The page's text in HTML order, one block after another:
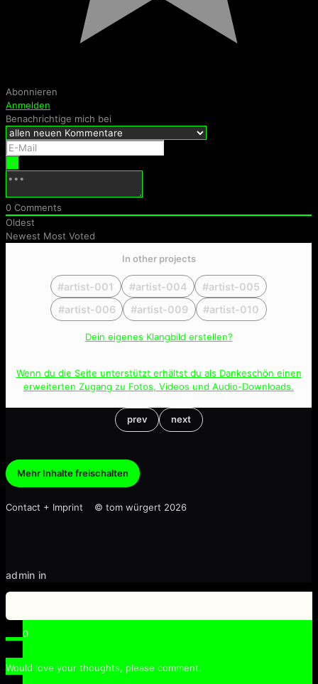
Abonnieren
Anmelden
Benachrichtige mich bei
0 Comments
Oldest
Newest Most Voted
In other projects
#artist-001 #artist-004
#artist-005
#artist-006
#artist-009 #artist-010
Dein eigenes Klangbild erstellen?
Wenn du die Seite unterstützt erhältst du als Dankeschön einen
erweiterten Zugang zu Fotos, Videos und Audio-Downloads.
prev next
Mehr Inhalte freischalten
Contact + Imprint © tom würgert 2026
admin in
0
Would love your thoughts, please comment.